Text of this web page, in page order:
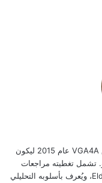
طبيب وناقد ألعاب بخبرة تتجاوز 20 عاماً، أسّس VGA4A عام 2015 ليكون
تشمل تغطيته مراجعات
سلاسل Resident Evil وMetal Gear وElden Ring، ويُعرف بأسلوبه التحليلي